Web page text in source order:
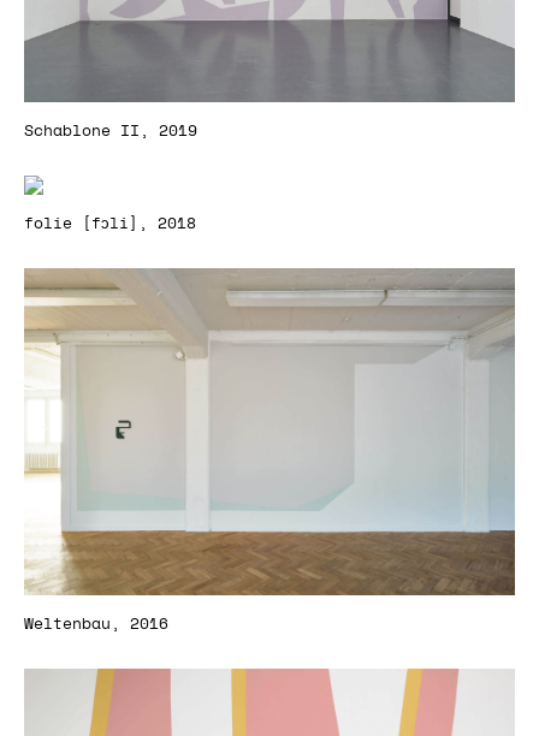
Schablone II, 2019
folie [fɔli], 2018
Weltenbau, 2016